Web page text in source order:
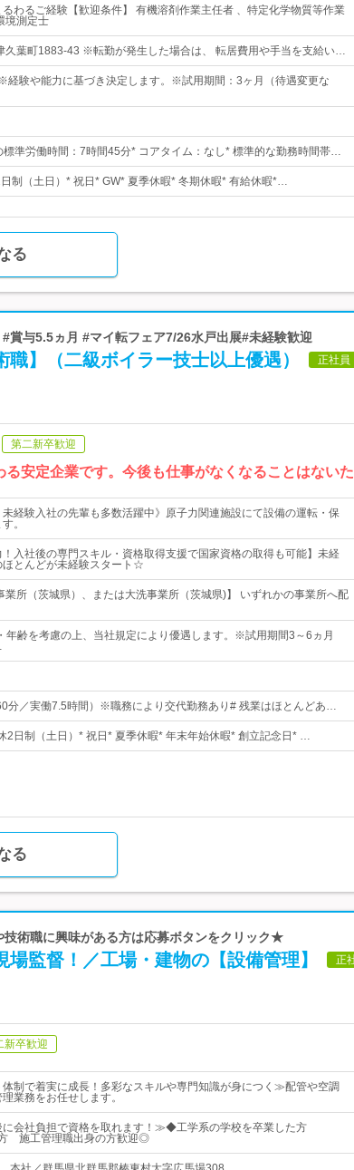
るわるご経験【歓迎条件】 有機溶剤作業主任者 、特定化学物質等作業
境測定士
久葉町1883-43 ※転勤が発生した場合は、 転居費用や手当を支給い…
経験や能力に基づき決定します。※試用期間：3ヶ月（待遇変更な
準労働時間：7時間45分* コアタイム：なし* 標準的な勤務時間帯…
制（土日）* 祝日* GW* 夏季休暇* 冬期休暇* 有給休暇*…
る
賞与5.5ヵ月 #マイ転フェア7/26水戸出展#未経験歓迎
】（二級ボイラー技士以上優遇） 正社員
第二新卒歓迎
安定企業です。今後も仕事がなくなることはない
未経験入社の先輩も多数活躍中》原子力関連施設にて設備の運転・保
。
！入社後の専門スキル・資格取得支援で国家資格の取得も可能】未経
とんどが未経験スタート☆
所（茨城県）、または大洗事業所（茨城県)】 いずれかの事業所へ配
齢を考慮の上、当社規定により優遇します。※試用期間3～6ヵ月
分／実働7.5時間）※職務により交代勤務あり# 残業はほとんどあ…
2日制（土日）* 祝日* 夏季休暇* 年末年始休暇* 創立記念日* …
る
術職に興味がある方は応募ボタンをクリック★
監督！／工場・建物の【設備管理】 正
新卒歓迎
制で着実に成長！多彩なスキルや専門知識が身につく≫配管や空調
業務をお任せします。
会社負担で資格を取れます！≫◆工学系の学校を卒業した方
施工管理職出身の方歓迎◎